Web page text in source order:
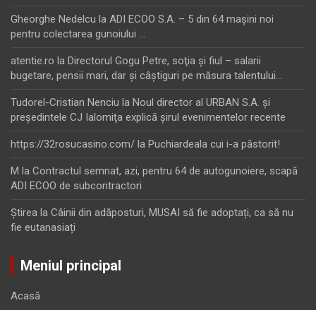
Gheorghe Nedelcu la ADI ECOO S.A. – 5 din 64 maşini noi
pentru colectarea gunoiului …
atentie.ro la Directorul Gogu Petre, soţia şi fiul – salarii
bugetare, pensii mari, dar şi câştiguri pe măsura talentului…
Tudorel-Cristian Nenciu la Noul director al URBAN S.A. şi
preşedintele CJ Ialomiţa explică şirul evenimentelor recente
https://32rosucasino.com/ la Puchiardeala cui i-a păstorit!
M la Contractul semnat, azi, pentru 64 de autogunoiere, scapă
ADI ECOO de subcontractori
Ştirea la Câinii din adăposturi, MUSAI să fie adoptați, ca să nu
fie eutanasiați
Meniul principal
Acasă